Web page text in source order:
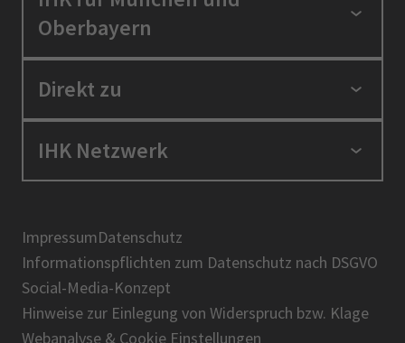
Oberbayern
Standortpolitik
Berufszugang
Über uns
Direkt zu
Positionen
Presse
IHK-Magazin
IHK Netzwerk
BIHK
DIHK
AHK
IHK-Standortportal Bayern
ImpressumDatenschutz
Informationspflichten zum Datenschutz nach DSGVO
Social-Media-Konzept
Hinweise zur Einlegung von Widerspruch bzw. Klage
Webanalyse & Cookie Einstellungen